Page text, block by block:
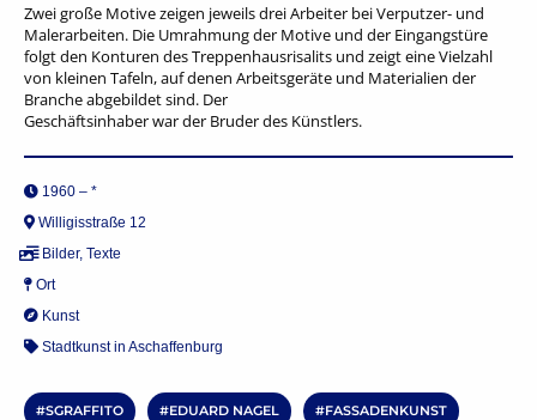
Zwei große Motive zeigen jeweils drei Arbeiter bei Verputzer- und
Malerarbeiten. Die Umrahmung der Motive und der Eingangstüre
folgt den Konturen des Treppenhausrisalits und zeigt eine Vielzahl
von kleinen Tafeln, auf denen Arbeitsgeräte und Materialien der
Branche abgebildet sind. Der
Geschäftsinhaber war der Bruder des Künstlers.
1960 – *
Willigisstraße 12
Bilder, Texte
Ort
Kunst
Stadtkunst in Aschaffenburg
SGRAFFITO EDUARD NAGEL FASSADENKUNST